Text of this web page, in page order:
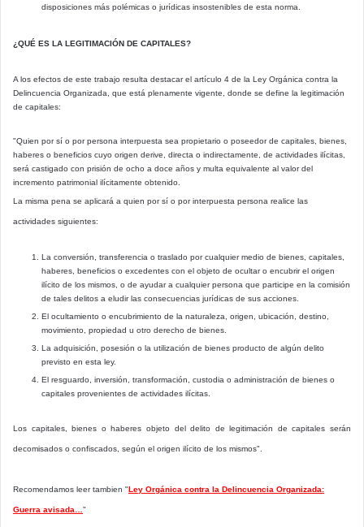
disposiciones más polémicas o jurídicas insostenibles de esta norma.
¿QUÉ ES LA LEGITIMACIÓN DE CAPITALES?
A los efectos de este trabajo resulta destacar el artículo 4 de la Ley Orgánica contra la
Delincuencia Organizada, que está plenamente vigente, donde se define la legitimación
de capitales:
"Quien por sí o por persona interpuesta sea propietario o poseedor de capitales, bienes,
haberes o beneficios cuyo origen derive, directa o indirectamente, de actividades ilícitas,
será castigado con prisión de ocho a doce años y multa equivalente al valor del
incremento patrimonial ilícitamente obtenido.
La misma pena se aplicará a quien por sí o por interpuesta persona realice las
actividades siguientes:
La conversión, transferencia o traslado por cualquier medio de bienes, capitales,
haberes, beneficios o excedentes con el objeto de ocultar o encubrir el origen
ilícito de los mismos, o de ayudar a cualquier persona que participe en la comisión
de tales delitos a eludir las consecuencias jurídicas de sus acciones.
El ocultamiento o encubrimiento de la naturaleza, origen, ubicación, destino,
movimiento, propiedad u otro derecho de bienes.
La adquisición, posesión o la utilización de bienes producto de algún delito
previsto en esta ley.
El resguardo, inversión, transformación, custodia o administración de bienes o
capitales provenientes de actividades ilícitas.
Los capitales, bienes o haberes objeto del delito de legitimación de capitales serán
decomisados o confiscados, según el origen ilícito de los mismos".
Recomendamos leer tambien "Ley Orgánica contra la Delincuencia Organizada:
Guerra avisada… "